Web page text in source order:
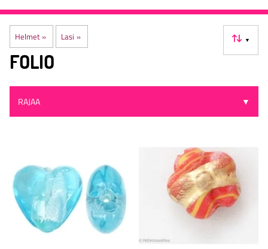
Helmet‪» Lasi ‪» ▼
FOLIO
RAJAA ▼